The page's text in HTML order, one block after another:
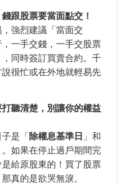
跟股票要當面點交！
強烈建議「當面交
一手交錢，一手交股票
，同時簽訂買賣合約。千
很忙或在外地就輕易先
聽清楚，別讓你的權益
是「 除權息基準日 」和
。如果在停止過戶期間完
給原股東的！買了股票
真的是欲哭無淚。